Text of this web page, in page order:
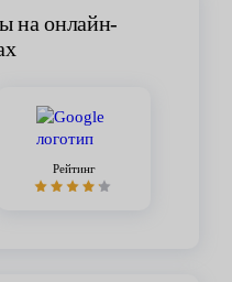
на онлайн-
Рейтинг